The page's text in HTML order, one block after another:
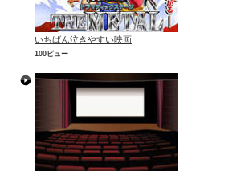
いちばん泣きやすい映画
100ビュー